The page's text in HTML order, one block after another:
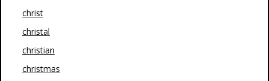
christ
christal
christian
christmas